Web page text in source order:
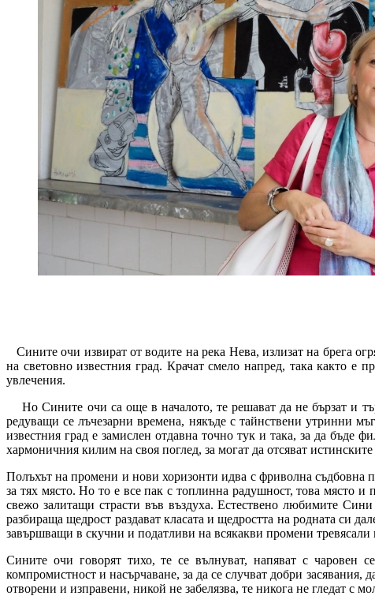
Сините очи извират от водите на река Нева, излизат на брега
на световно известния град. Крачат смело напред, така както
увлечения.
Но Сините очи са още в началото, те решават да не бързат и
редуващи се лъчезарни времена, някъде с тайнствени утринни
известния град е замислен отдавна точно тук и така, за да бъде
хармоничния килим на своя поглед, за могат да отсяват
Полъхът на промени и нови хоризонти идва с фриволна съдбовна
за тях място. Но то е все пак с топлинна радушност, това
свежо залитащи страсти във въздуха. Естествено любимите
разбираща щедрост раздават класата и щедростта на родната си
завършващи в скучни и податливи на всякакви промени тревясали
Сините очи говорят тихо, те се вълнуват, напяват с чаровен
компромистност и насърчаване, за да се случват добри
отворени и изправени, никой не забелязва, те никога не гледат с